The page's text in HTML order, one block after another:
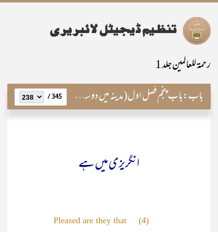
رحمۃ للعالمین جلد 1
باب:باب پنجم فصل اول(مدینہ میں دو سالہ قیام نبویؐ کے اہم واقعات) 345 /
انگریزی میں ہے
(4) Pleased are they that